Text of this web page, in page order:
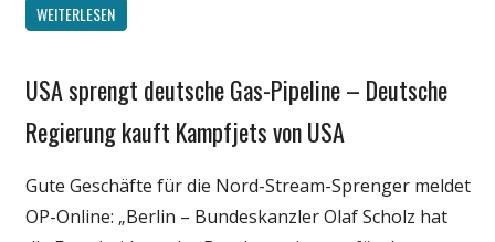
WEITERLESEN
Gesellschaft
Politik
Wirtschaft
Wissenschaft
USA sprengt deutsche Gas-Pipeline – Deutsche
Regierung kauft Kampfjets von USA
Gute Geschäfte für die Nord-Stream-Sprenger meldet
OP-Online: „Berlin – Bundeskanzler Olaf Scholz hat